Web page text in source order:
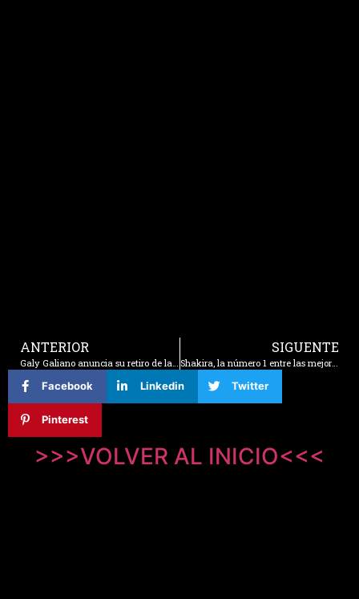
ANTERIOR SIGUENTE
Shakira, la número 1 entre las mejores artistas femeninas del pop latino según Billboard
Facebook Linkedin Twitter
Pinterest
>>>VOLVER AL INICIO<<<